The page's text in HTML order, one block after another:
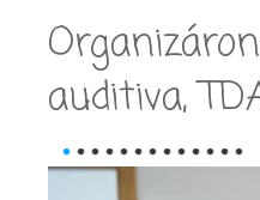
auditiva,